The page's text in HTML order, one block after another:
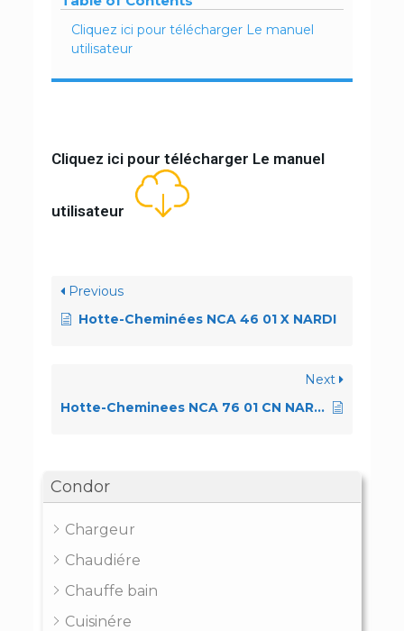
Condor
Chargeur
Chaudiére
Chauffe bain
Cuisinére
Cliquez ici pour télécharger Le manuel
utilisateur
Cliquez ici pour télécharger Le manuel
utilisateur
Previous
Hotte-Cheminées NCA 46 01 X NARDI
Next
Hotte-Cheminees NCA 76 01 CN NARDI